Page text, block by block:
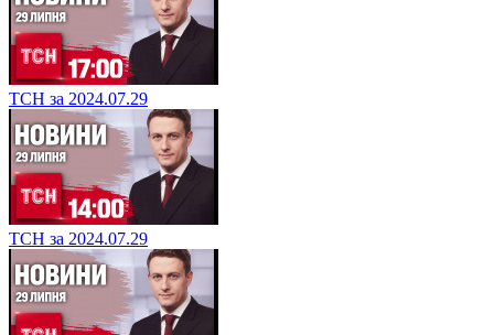
ТСН за 2024.07.29
ТСН за 2024.07.29